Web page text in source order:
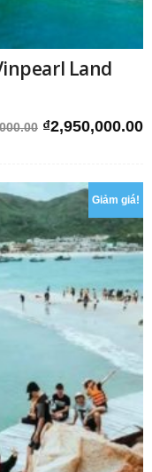
Land
Giá
₫3,500,000.00.
₫2,950,000.00
Giảm giá!